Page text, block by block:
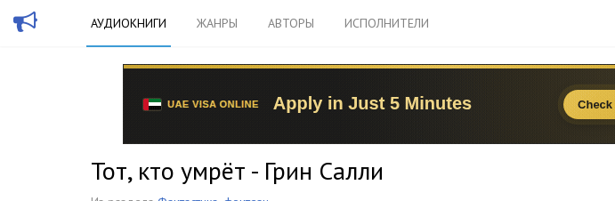
АУДИОКНИГИ ЖАНРЫ АВТОРЫ ИСПОЛНИТЕЛИ
Тот, кто умрёт - Грин Салли